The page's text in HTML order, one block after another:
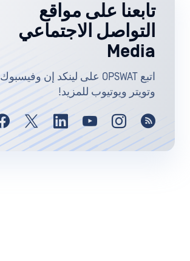
تابعنا على مواقع
التواصل الاجتماعي
Media
اتبع OPSWAT على لينكد إن وفيسبوك
وتويتر ويوتيوب للمزيد!